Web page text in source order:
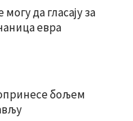
да гласају за
евра
бољем